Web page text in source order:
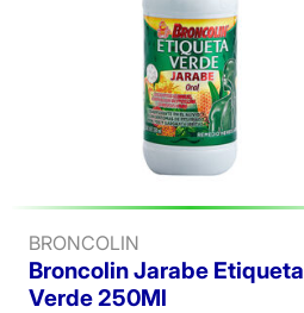
BRONCOLIN
Broncolin Jarabe Etiqueta
Verde 250Ml